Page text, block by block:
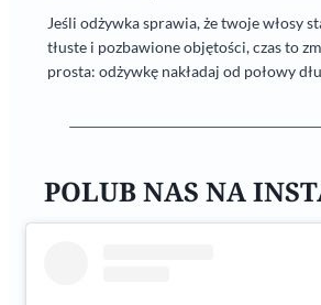
Jeśli odżywka sprawia, że twoje włosy
tłuste i pozbawione objętości, czas to
prosta: odżywkę nakładaj od połowy
POLUB NAS NA